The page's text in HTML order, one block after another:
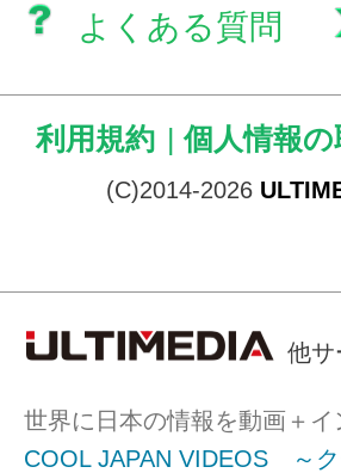
よくある質問
利用規約 | 個人情報
(C)2014-2026
他サ
世界に日本の情報を動画＋
COOL JAPAN VIDEOS ～